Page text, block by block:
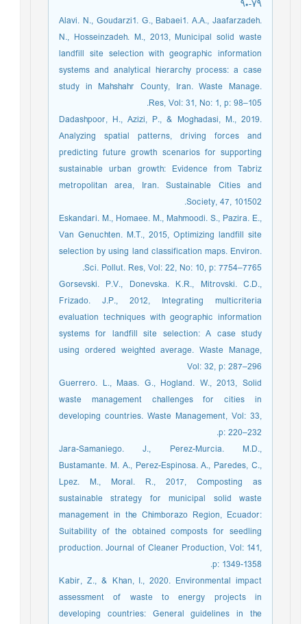
۷۹-۹۰
Alavi. N., Goudarzi1. G., Babaei1. A.A., Jaafarzadeh.
N., Hosseinzadeh. M., 2013, Municipal solid waste
landfill site selection with geographic information
systems and analytical hierarchy process: a case
study in Mahshahr County, Iran. Waste Manage.
Res, Vol: 31, No: 1, p: 98–105.
Dadashpoor, H., Azizi, P., & Moghadasi, M., 2019.
Analyzing spatial patterns, driving forces and
predicting future growth scenarios for supporting
sustainable urban growth: Evidence from Tabriz
metropolitan area, Iran. Sustainable Cities and
Society, 47, 101502.
Eskandari. M., Homaee. M., Mahmoodi. S., Pazira. E.,
Van Genuchten. M.T., 2015, Optimizing landfill site
selection by using land classification maps. Environ.
Sci. Pollut. Res, Vol: 22, No: 10, p: 7754–7765.
Gorsevski. P.V., Donevska. K.R., Mitrovski. C.D.,
Frizado. J.P., 2012, Integrating multicriteria
evaluation techniques with geographic information
systems for landfill site selection: A case study
using ordered weighted average. Waste Manage,
Vol: 32, p: 287–296
Guerrero. L., Maas. G., Hogland. W., 2013, Solid
waste management challenges for cities in
developing countries. Waste Management, Vol: 33,
p: 220–232.
Jara-Samaniego. J., Perez-Murcia. M.D.,
Bustamante. M. A., Perez-Espinosa. A., Paredes, C.,
Lpez. M., Moral. R., 2017, Composting as
sustainable strategy for municipal solid waste
management in the Chimborazo Region, Ecuador:
Suitability of the obtained composts for seedling
production. Journal of Cleaner Production, Vol: 141,
p: 1349-1358.
Kabir, Z., & Khan, I., 2020. Environmental impact
assessment of waste to energy projects in
developing countries: General guidelines in the